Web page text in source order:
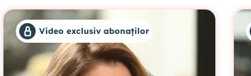
Video exclusiv abonaților